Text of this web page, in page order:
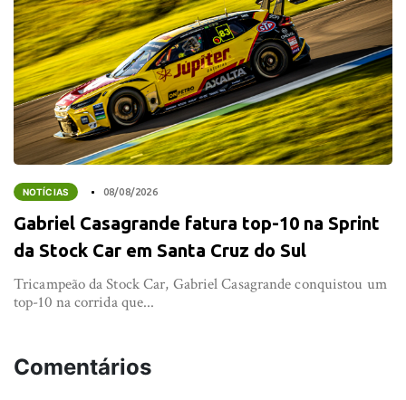
NOTÍCIAS 08/08/2026
Gabriel Casagrande fatura top-10 na Sprint
da Stock Car em Santa Cruz do Sul
Tricampeão da Stock Car, Gabriel Casagrande conquistou um
top-10 na corrida que...
Comentários